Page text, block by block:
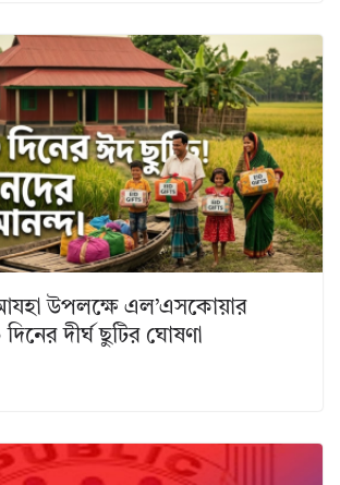
উপলক্ষে এল’এসকোয়ার
দীর্ঘ ছুটির ঘোষণা